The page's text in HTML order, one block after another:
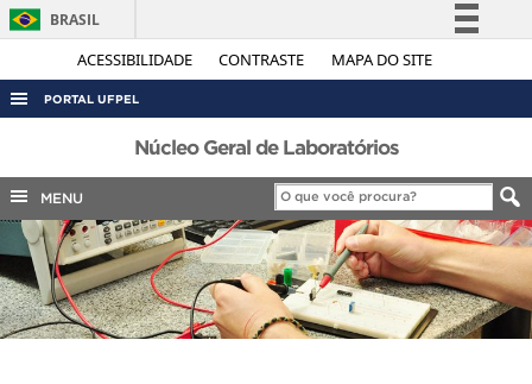
ACESSIBILIDADE CONTRASTE MAPA DO SITE
BRASIL
Simplifique!
Legislação
Canais
PORTAL UFPEL
ACESSO À INFORMAÇÃO
AUDITORIA
COBALTO
CONCURSOS
EDITAIS
INTERNACIONAL
Núcleo Geral de Laboratórios
MENU